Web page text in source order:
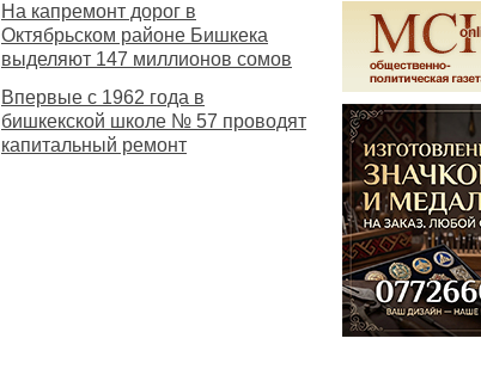
На капремонт дорог в
Октябрьском районе Бишкека
выделяют 147 миллионов сомов
Впервые с 1962 года в
бишкекской школе № 57 проводят
капитальный ремонт